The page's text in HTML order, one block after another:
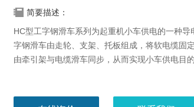
简要描述：
HC型工字钢滑车系列为起重机小车供电的一种导
字钢滑车由走轮、支架、托板组成，将软电缆固
由牵引架与电缆滑车同步，从而实现小车供电目的